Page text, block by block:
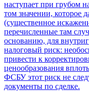
наступает при грубом
том значении, которое
(существенное
перечисленные там
основанию, для
налоговый риск:
привести к
ценообразования
ФСБУ этот риск не
документы по сделке.